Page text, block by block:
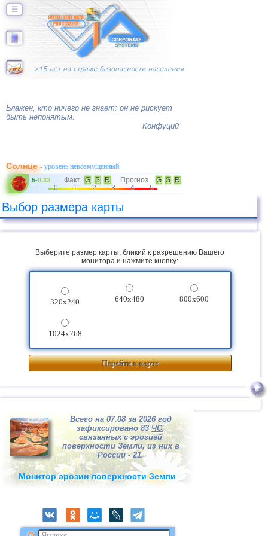
☰
Блажен, кто ничего не знает: он не рискует
быть непонятым.
Конфуций
Солнце- уровень невозмущенный
5-0.33 Факт G S R Прогноз G S
R
0
1 2 3 4 5
Выбор размера карты
Выберите размер карты, бликий к разрешению Вашего
монитора и нажмите кнопку:
320x240 640x480 800x600
1024x768
Перейти к карте
Всего на 07.08 за 2026 год
зафиксировано 83ЧС,
связанных с эрозией
поверхности Земли, из них в
России - 21.
Монитор эрозии поверхности Земли